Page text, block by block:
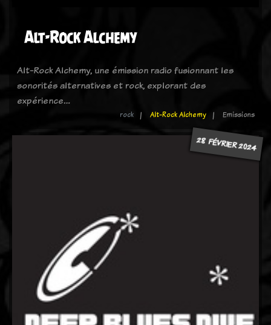
Alt-Rock Alchemy
Alt-Rock Alchemy, une émission radio fusionnant les
sonorités alternatives et rock, explorant des
expérience…
rock Alt-Rock Alchemy Emissions
28 FÉVRIER 2024